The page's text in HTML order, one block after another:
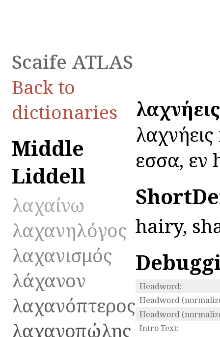
Scaife ATLAS
Back to
dictionaries
Middle
Liddell
λαχαίνω
λαχανηλόγος
λαχανισμός
λάχανον
λαχανόπτερος
λαχανοπώλης
λαχνήεις
εσσα, εν
hairy,
Headword:
Headword
Headword
Intro Text: